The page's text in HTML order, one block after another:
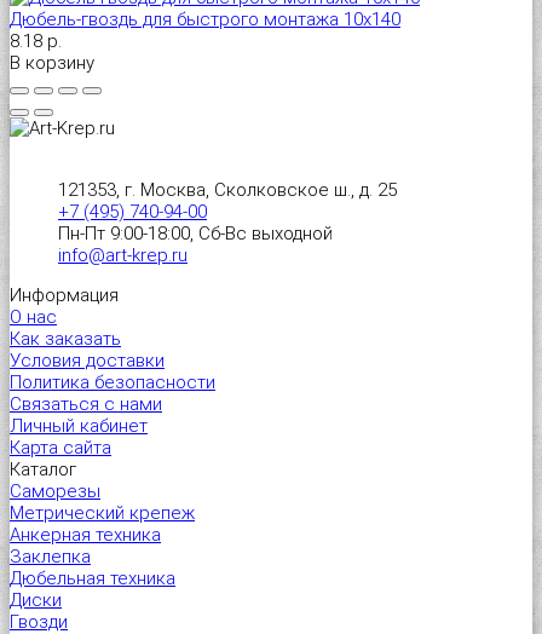
Дюбель-гвоздь для быстрого монтажа 10х140
8.18 р.
В корзину
121353, г. Москва, Сколковское ш., д. 25
+7 (495) 740-94-00
Пн-Пт 9:00-18:00, Сб-Вс выходной
info@art-krep.ru
Информация
О нас
Как заказать
Условия доставки
Политика безопасности
Связаться с нами
Личный кабинет
Карта сайта
Каталог
Саморезы
Метрический крепеж
Анкерная техника
Заклепка
Дюбельная техника
Диски
Гвозди